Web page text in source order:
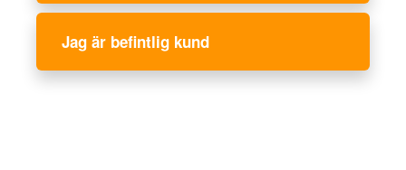
Jag är befintlig kund